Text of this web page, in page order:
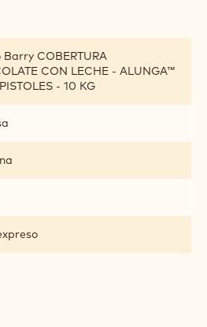
Barry COBERTURA
CON LECHE - ALUNGA™
- 10 KG